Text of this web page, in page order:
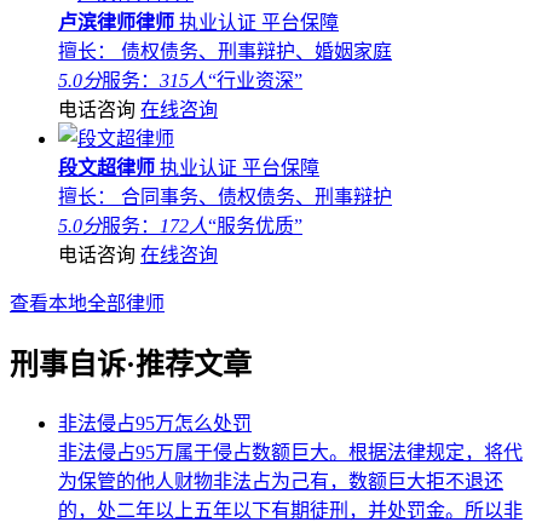
卢滨律师律师 执业认证 平台保障
擅长： 债权债务、刑事辩护、婚姻家庭
5.0分服务： 315人“行业资深”
电话咨询 在线咨询
段文超律师 执业认证 平台保障
擅长： 合同事务、债权债务、刑事辩护
5.0分服务： 172人“服务优质”
电话咨询 在线咨询
查看本地全部律师
刑事自诉·推荐文章
非法侵占95万怎么处罚
非法侵占95万属于侵占数额巨大。根据法律规定，将代
为保管的他人财物非法占为己有，数额巨大拒不退还
的，处二年以上五年以下有期徒刑，并处罚金。所以非